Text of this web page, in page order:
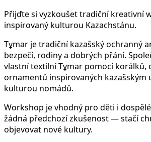
Přijďte si vyzkoušet tradiční kreativní
inspirovaný kulturou Kazachstánu.
Tұmar je tradiční kazašský ochranný
bezpečí, rodiny a dobrých přání.
vlastní textilní Tұmar pomocí korálků,
ornamentů inspirovaných kazašským
kulturou nomádů.
Workshop je vhodný pro děti i
žádná předchozí zkušenost — stačí
objevovat nové kultury.